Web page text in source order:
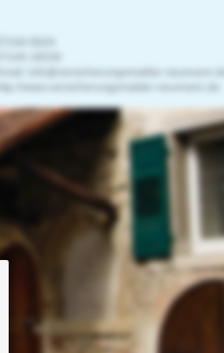
info@versicherungsmakler-neumann.de
http://www.versicherungsmakler-neumann.de